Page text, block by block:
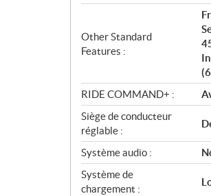
Other Standard
Features :
RIDE COMMAND+ :
Siège de conducteur
réglable :
Système audio :
Système de
chargement :